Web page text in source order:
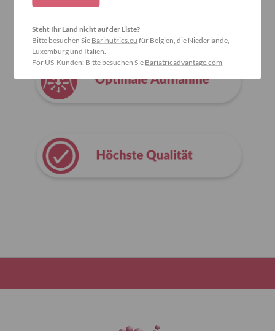
Steht Ihr Land nicht auf der Liste?
Bitte besuchen Sie Barinutrics.eu für Belgien, die Niederlande,
Luxemburg und Italien.
For US-Kunden: Bitte besuchen Sie Bariatricadvantage.com